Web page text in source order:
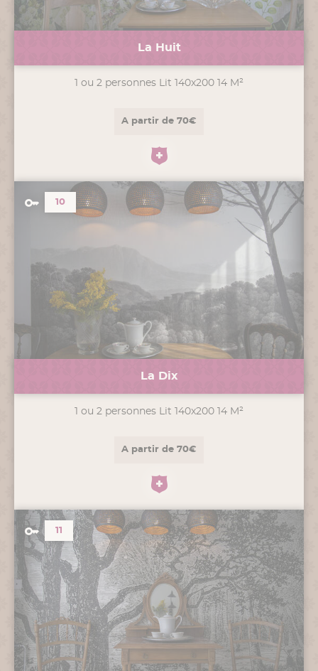
La Huit
1 ou 2 personnes Lit 140x200 14 M²
A partir de 70€
10
La Dix
1 ou 2 personnes Lit 140x200 14 M²
A partir de 70€
11